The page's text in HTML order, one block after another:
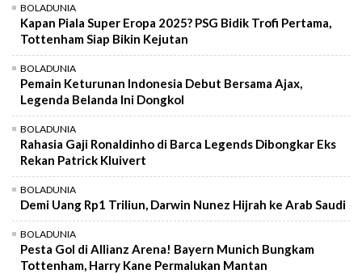
BOLADUNIA
Kapan Piala Super Eropa 2025? PSG Bidik Trofi Pertama,
Tottenham Siap Bikin Kejutan
BOLADUNIA
Pemain Keturunan Indonesia Debut Bersama Ajax,
Legenda Belanda Ini Dongkol
BOLADUNIA
Rahasia Gaji Ronaldinho di Barca Legends Dibongkar Eks
Rekan Patrick Kluivert
BOLADUNIA
Demi Uang Rp1 Triliun, Darwin Nunez Hijrah ke Arab Saudi
BOLADUNIA
Pesta Gol di Allianz Arena! Bayern Munich Bungkam
Tottenham, Harry Kane Permalukan Mantan